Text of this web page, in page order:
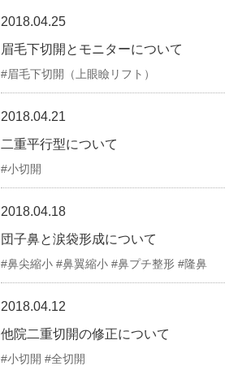
2018.04.25
眉毛下切開とモニターについて
眉毛下切開（上眼瞼リフト）
2018.04.21
二重平行型について
小切開
2018.04.18
団子鼻と涙袋形成について
鼻尖縮小 #鼻翼縮小 #鼻プチ整形 #隆鼻
2018.04.12
他院二重切開の修正について
小切開 #全切開